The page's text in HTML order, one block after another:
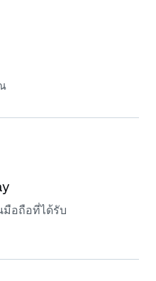
มือถือที่ได้รับ